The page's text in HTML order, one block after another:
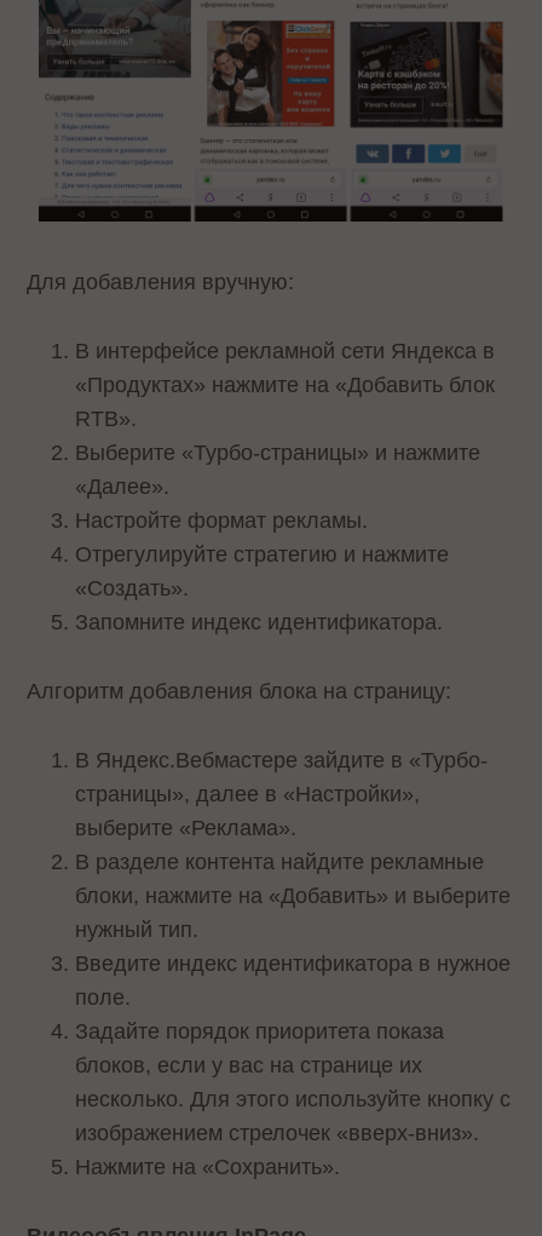
Для добавления вручную:
В интерфейсе рекламной сети Яндекса в
«Продуктах» нажмите на «Добавить блок
RTB».
Выберите «Турбо-страницы» и нажмите
«Далее».
Настройте формат рекламы.
Отрегулируйте стратегию и нажмите
«Создать».
Запомните индекс идентификатора.
Алгоритм добавления блока на страницу:
В Яндекс.Вебмастере зайдите в «Турбо-
страницы», далее в «Настройки»,
выберите «Реклама».
В разделе контента найдите рекламные
блоки, нажмите на «Добавить» и выберите
нужный тип.
Введите индекс идентификатора в нужное
поле.
Задайте порядок приоритета показа
блоков, если у вас на странице их
несколько. Для этого используйте кнопку с
изображением стрелочек «вверх-вниз».
Нажмите на «Сохранить».